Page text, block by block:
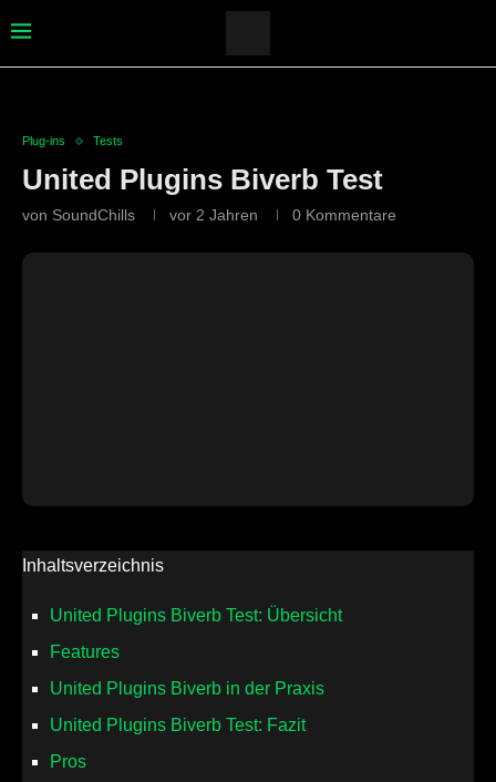
Plug-ins Tests
United Plugins Biverb Test
von SoundChills vor 2 Jahren 0 Kommentare
Inhaltsverzeichnis
United Plugins Biverb Test: Übersicht
Features
United Plugins Biverb in der Praxis
United Plugins Biverb Test: Fazit
Pros